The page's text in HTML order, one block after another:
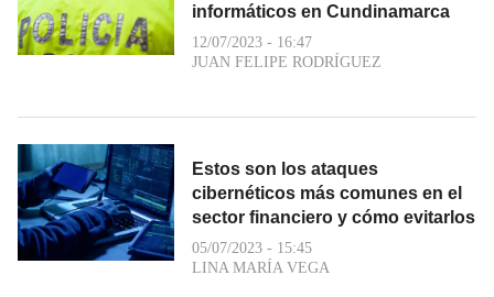
informáticos en Cundinamarca
12/07/2023 - 16:47
JUAN FELIPE RODRÍGUEZ
Estos son los ataques
cibernéticos más comunes en el
sector financiero y cómo evitarlos
05/07/2023 - 15:45
LINA MARÍA VEGA